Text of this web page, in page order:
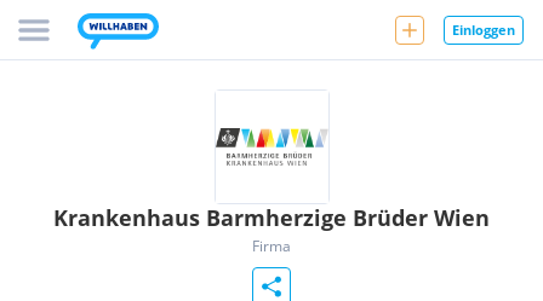
Einloggen
Krankenhaus Barmherzige Brüder Wien
Firma